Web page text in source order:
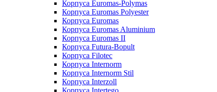
Корпуса Euromas-Polymas
Корпуса Euromas Polyester
Корпуса Euromas
Корпуса Euromas Aluminium
Корпуса Euromas II
Корпуса Futura-Bopult
Корпуса Filotec
Корпуса Internorm
Корпуса Internorm Stil
Корпуса Interzoll
Корпуса Intertego